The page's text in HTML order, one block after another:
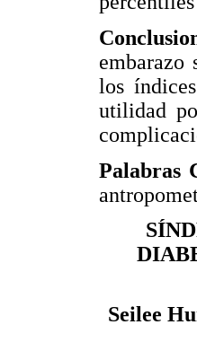
embarazo
los
utilidad
Palabras
Seilee